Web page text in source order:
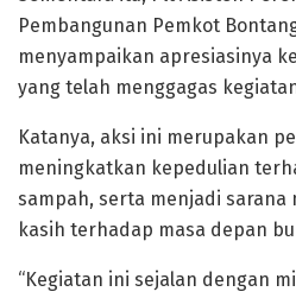
Pembangunan Pemkot
menyampaikan apresiasinya
yang telah menggagas
Katanya, aksi ini merupakan
meningkatkan kepedulian
sampah, serta menjadi sarana
kasih terhadap masa depan
“Kegiatan ini sejalan dengan